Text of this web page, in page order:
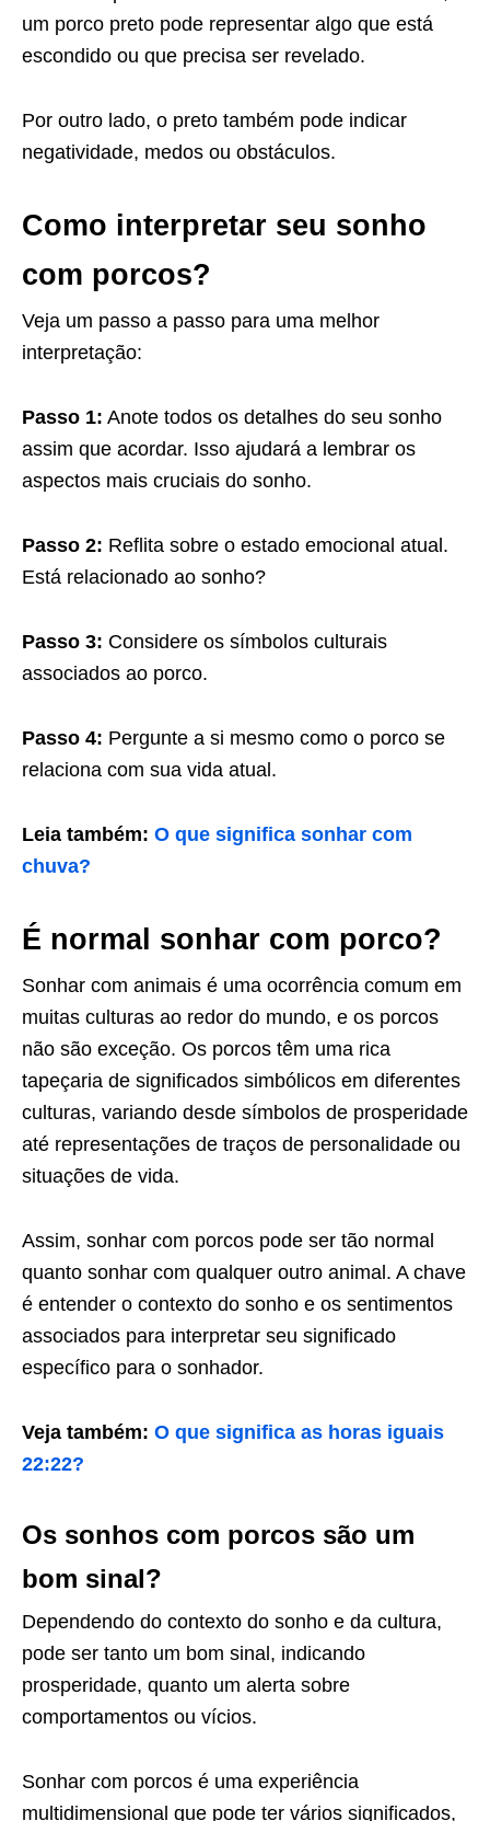
um porco preto pode representar algo que está
escondido ou que precisa ser revelado.
Por outro lado, o preto também pode indicar
negatividade, medos ou obstáculos.
Como interpretar seu sonho
com porcos?
Veja um passo a passo para uma melhor
interpretação:
Passo 1: Anote todos os detalhes do seu sonho
assim que acordar. Isso ajudará a lembrar os
aspectos mais cruciais do sonho.
Passo 2: Reflita sobre o estado emocional atual.
Está relacionado ao sonho?
Passo 3: Considere os símbolos culturais
associados ao porco.
Passo 4: Pergunte a si mesmo como o porco se
relaciona com sua vida atual.
Leia também: O que significa sonhar com
chuva?
É normal sonhar com porco?
Sonhar com animais é uma ocorrência comum em
muitas culturas ao redor do mundo, e os porcos
não são exceção. Os porcos têm uma rica
tapeçaria de significados simbólicos em diferentes
culturas, variando desde símbolos de prosperidade
até representações de traços de personalidade ou
situações de vida.
Assim, sonhar com porcos pode ser tão normal
quanto sonhar com qualquer outro animal. A chave
é entender o contexto do sonho e os sentimentos
associados para interpretar seu significado
específico para o sonhador.
Veja também: O que significa as horas iguais
22:22?
Os sonhos com porcos são um
bom sinal?
Dependendo do contexto do sonho e da cultura,
pode ser tanto um bom sinal, indicando
prosperidade, quanto um alerta sobre
comportamentos ou vícios.
Sonhar com porcos é uma experiência
multidimensional que pode ter vários significados,